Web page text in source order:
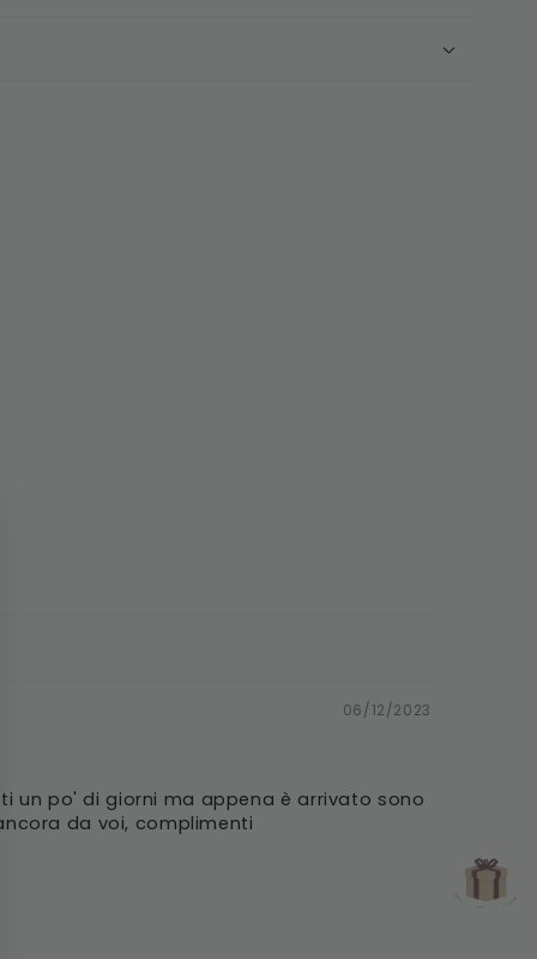
06/12/2023
un po' di giorni ma appena è arrivato sono
da voi, complimenti